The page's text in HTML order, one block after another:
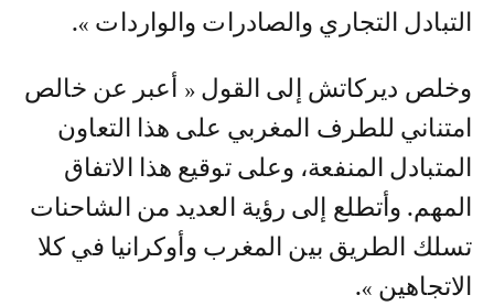
التبادل التجاري والصادرات والواردات ».
وخلص ديركاتش إلى القول « أعبر عن خالص
امتناني للطرف المغربي على هذا التعاون
المتبادل المنفعة، وعلى توقيع هذا الاتفاق
المهم. وأتطلع إلى رؤية العديد من الشاحنات
تسلك الطريق بين المغرب وأوكرانيا في كلا
الاتجاهين ».